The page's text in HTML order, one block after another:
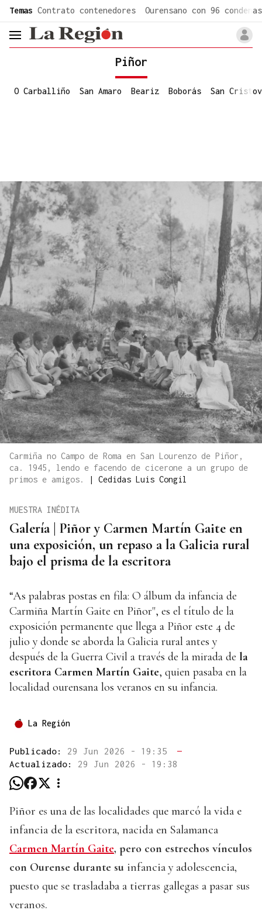
Temas Contrato contenedores Ourensano con 96 condenas
header.menu.open
Piñor
O Carballiño San Amaro Beariz Boborás San
Carmiña no Campo de Roma en San Lourenzo de Piñor,
ca. 1945, lendo e facendo de cicerone a un grupo de
primos e amigos.
| Cedidas Luis Congil
Galería | Piñor y Carmen Martín Gaite en
una exposición, un repaso a la Galicia rural
bajo el prisma de la escritora
MUESTRA INÉDITA
“As palabras postas en fila: O álbum da infancia de
Carmiña Martín Gaite en Piñor", es el título de la
exposición permanente que llega a Piñor este 4 de
julio y donde se aborda la Galicia rural antes y
después de la Guerra Civil a través de la mirada de la
escritora Carmen Martín Gaite, quien pasaba en la
localidad ourensana los veranos en su infancia.
La Región
Publicado: 29 Jun 2026 - 19:35
—
Actualizado: 29 Jun 2026 - 19:38
Piñor es una de las localidades que marcó la vida e
infancia de la escritora, nacida en Salamanca
Carmen Martín Gaite, pero con estrechos vínculos
con Ourense durante su infancia y adolescencia,
puesto que se trasladaba a tierras gallegas a pasar sus
veranos.